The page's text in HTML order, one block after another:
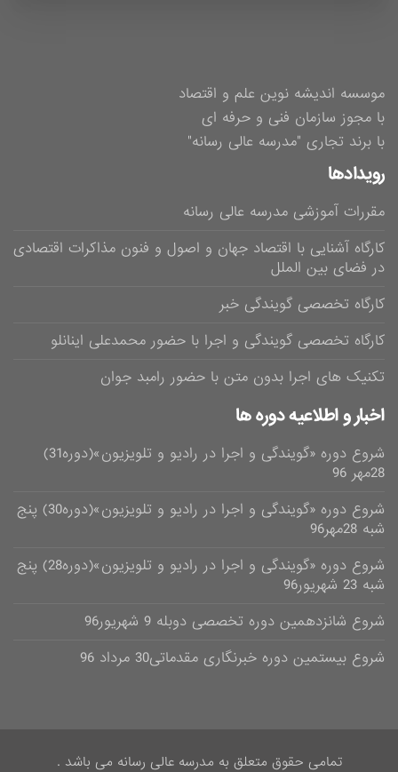
موسسه اندیشه نوین علم و اقتصاد
با مجوز سازمان فنی و حرفه ای
با برند تجاری "مدرسه عالی رسانه"
رویدادها
مقررات آموزشی مدرسه عالی رسانه
کارگاه آشنایی با اقتصاد جهان و اصول و فنون مذاکرات اقتصادی
در فضای بین الملل
کارگاه تخصصی گویندگی خبر
کارگاه تخصصی گویندگی و اجرا با حضور محمدعلی اینانلو
تکنیک های اجرا بدون متن با حضور رامبد جوان
اخبار و اطلاعیه دوره ها
شروع دوره «گویندگی و اجرا در رادیو و تلویزیون»(دوره31)
28مهر 96
شروع دوره «گویندگی و اجرا در رادیو و تلویزیون»(دوره30) پنج
شبه 28مهر96
شروع دوره «گویندگی و اجرا در رادیو و تلویزیون»(دوره28) پنج
شبه 23 شهریور96
شروع شانزدهمین دوره تخصصی دوبله 9 شهریور96
شروع بیستمین دوره خبرنگاری مقدماتی30 مرداد 96
تمامی حقوق متعلق به مدرسه عالی رسانه می باشد .